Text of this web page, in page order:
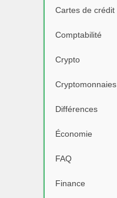
Cartes de crédit
Comptabilité
Crypto
Cryptomonnaies
Différences
Économie
FAQ
Finance